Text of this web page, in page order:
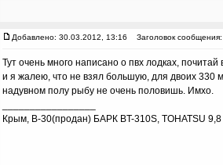
Добавлено: 30.03.2012, 13:16 Заголовок сообщения:
Тут очень много написано о пвх лодках,
и я жалею, что не взял большую, для двоих 330
надувном полу рыбу не очень половишь. Имхо.
Крым, В-30(продан) БАРК BT-310S, TOHATSU 9,8